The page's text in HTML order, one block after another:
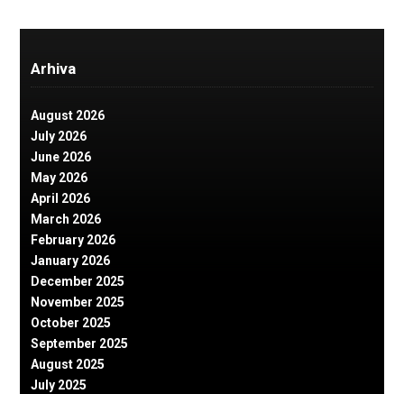
Arhiva
August 2026
July 2026
June 2026
May 2026
April 2026
March 2026
February 2026
January 2026
December 2025
November 2025
October 2025
September 2025
August 2025
July 2025